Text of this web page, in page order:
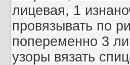
лицевая, 1
провязывать по
попеременно 3
узоры вязать